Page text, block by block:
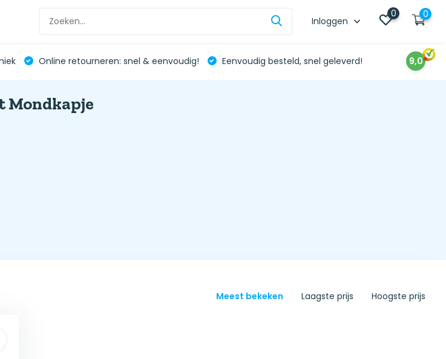
Inloggen
0 0
Online retourneren: snel & eenvoudig! Eenvoudig besteld, snel geleverd! 9,0
Mondkapje
Meest bekeken Laagste prijs Hoogste prijs